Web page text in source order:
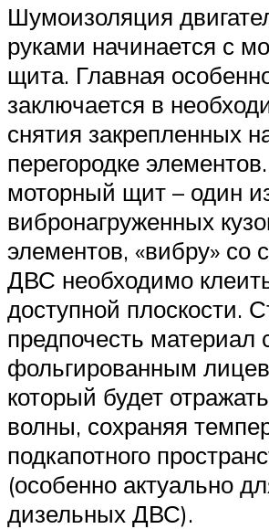
Шумоизоляция
руками начинается с
щита. Главная
заключается в
снятия закрепленных
перегородке
моторный щит – один
вибронагруженных
элементов, «вибру» со
ДВС необходимо
доступной плоскости.
предпочесть материал
фольгированным
который будет
волны, сохраняя
подкапотного
(особенно актуально
дизельных ДВС).